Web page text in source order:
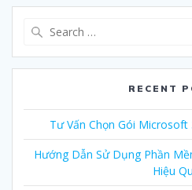
RECENT
Tư Vấn Chọn Gói
Hướng Dẫn Sử Dụng Phần
Hiệu